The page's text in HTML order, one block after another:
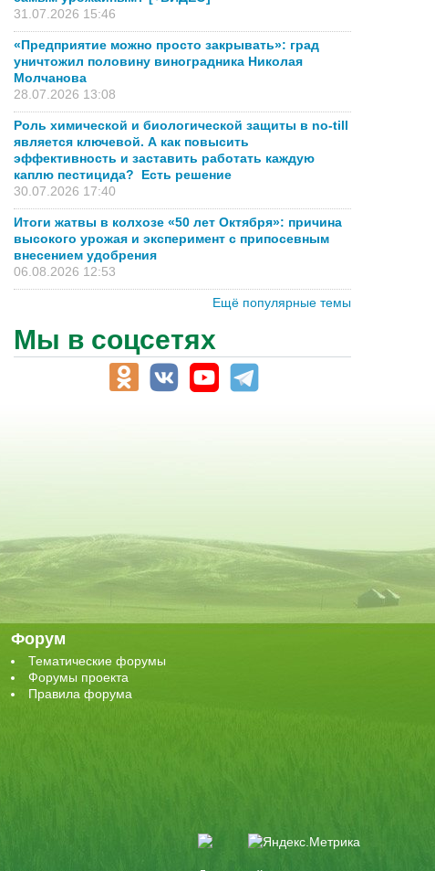
31.07.2026 15:46
«Предприятие можно просто закрывать»: град
уничтожил половину виноградника Николая
Молчанова
28.07.2026 13:08
Роль химической и биологической защиты в no-till
является ключевой. А как повысить
эффективность и заставить работать каждую
каплю пестицида? Есть решение
30.07.2026 17:40
Итоги жатвы в колхозе «50 лет Октября»: причина
высокого урожая и эксперимент с припосевным
внесением удобрения
06.08.2026 12:53
Ещё популярные темы
Мы в соцсетях
Форум
Тематические форумы
Форумы проекта
Правила форума